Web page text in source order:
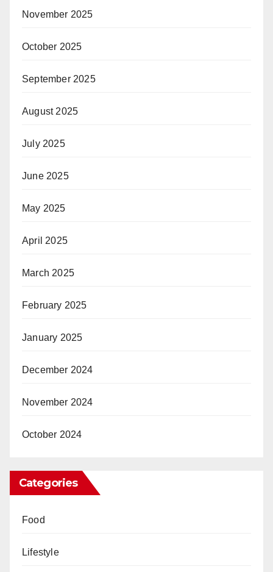
November 2025
October 2025
September 2025
August 2025
July 2025
June 2025
May 2025
April 2025
March 2025
February 2025
January 2025
December 2024
November 2024
October 2024
Categories
Food
Lifestyle